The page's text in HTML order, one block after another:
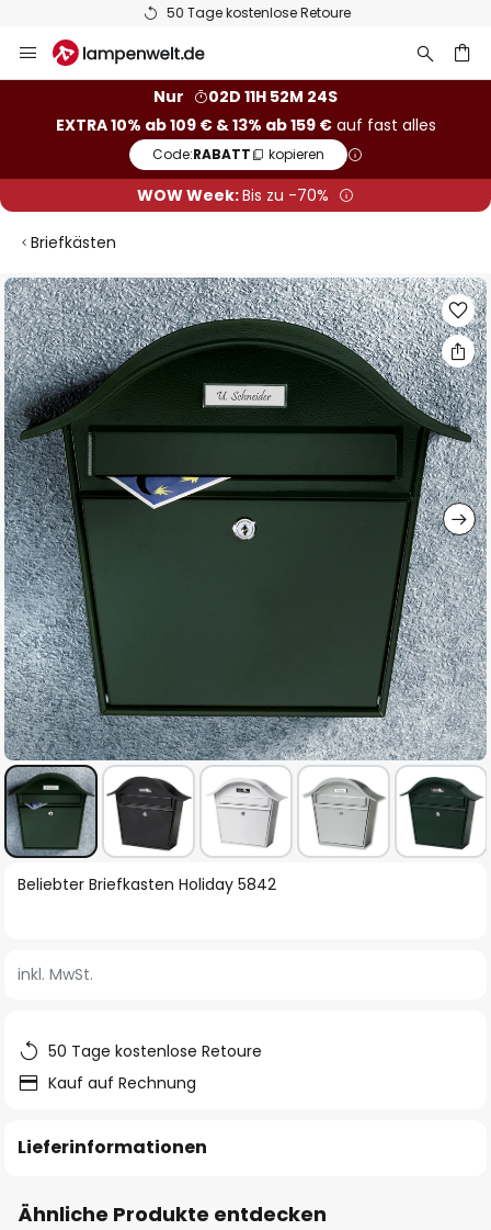
50 Tage kostenlose Retoure
Inhalt
Nur
02D 11H 52M 24S
EXTRA 10% ab 109 € & 13% ab 159 €auf fast alles
Code:RABATT kopieren
WOW Week:Bis zu -70%
Briefkästen
Zum
Ende
der
Bildgalerie
springen
Zum
springen
Beliebter Briefkasten Holiday 5842
inkl. MwSt.
50 Tage kostenlose Retoure
Kauf auf Rechnung
Lieferinformationen
Ähnliche Produkte entdecken